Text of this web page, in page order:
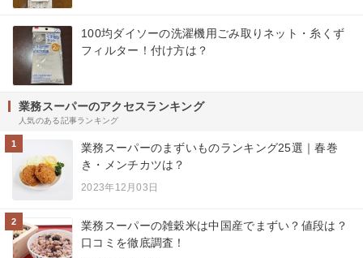
100均ダイソーの洗濯機用ごみ取りネット・糸くず
フィルター！付け方は？
業務スーパーのアクセスランキング
人気のある記事ランキング
1
業務スーパーのまずいものランキング25選｜春巻
き・メンチカツは？
2023年12月03日
2
業務スーパーの雑穀米は中国産でまずい？値段は？
口コミを徹底調査！